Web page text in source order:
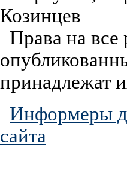
Козинцев
Права на все
принадлежат
Информеры
сайта